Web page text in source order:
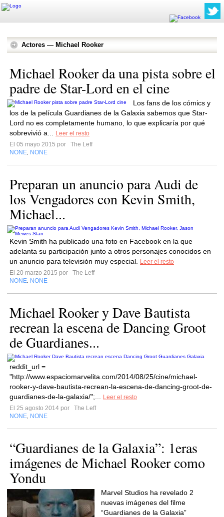
Actores — Michael Rooker
Michael Rooker da una pista sobre el
padre de Star-Lord en el cine
Los fans de los cómics y
los de la película Guardianes de la Galaxia sabemos que Star-
Lord no es completamente humano, lo que explicaría por qué
sobrevivió a...
Leer el resto
El 05 mayo 2015 por
The Leff
NONE NONE
Preparan un anuncio para Audi de
los Vengadores con Kevin Smith,
Michael...
Kevin Smith ha publicado una foto en Facebook en la que
adelanta su participación junto a otros personajes conocidos en
un anuncio para televisión muy especial.
Leer el resto
El 20 marzo 2015 por
The Leff
NONE NONE
Michael Rooker y Dave Bautista
recrean la escena de Dancing Groot
de Guardianes...
reddit_url =
"http://www.espaciomarvelita.com/2014/08/25/cine/michael-
rooker-y-dave-bautista-recrean-la-escena-de-dancing-groot-de-
guardianes-de-la-galaxia/";...
Leer el resto
El 25 agosto 2014 por
The Leff
NONE NONE
“Guardianes de la Galaxia”: 1eras
imágenes de Michael Rooker como
Yondu
Marvel Studios ha revelado 2
nuevas imágenes del filme
“Guardianes de la Galaxia”